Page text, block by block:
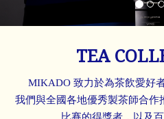
TEA
MIKADO 致力於為茶飲愛好
我們與全國各地優秀製茶師合作